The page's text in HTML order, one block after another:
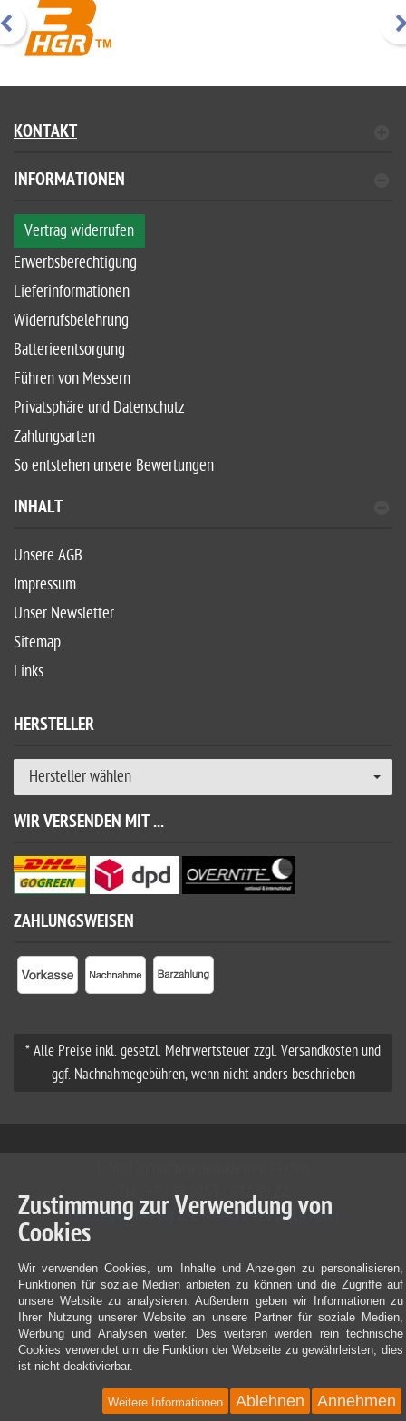
KONTAKT
INFORMATIONEN
Vertrag widerrufen
Erwerbsberechtigung
Lieferinformationen
Widerrufsbelehrung
Batterieentsorgung
Führen von Messern
Privatsphäre und Datenschutz
Zahlungsarten
So entstehen unsere Bewertungen
INHALT
Unsere AGB
Impressum
Unser Newsletter
Sitemap
Links
HERSTELLER
Hersteller wählen
WIR VERSENDEN MIT ...
ZAHLUNGSWEISEN
* Alle Preise inkl. gesetzl. Mehrwertsteuer zzgl. Versandkosten und
ggf. Nachnahmegebühren, wenn nicht anders beschrieben
Tel.: +49 (0) 6253 - 947 59 22
WhatsApp: +49 (0) 176 - 7435 7425 (click here)
Zustimmung zur Verwendung von
Cookies
Wir verwenden Cookies, um Inhalte und Anzeigen zu personalisieren,
Funktionen für soziale Medien anbieten zu können und die Zugriffe auf
unsere Website zu analysieren. Außerdem geben wir Informationen zu
Ihrer Nutzung unserer Website an unsere Partner für soziale Medien,
Werbung und Analysen weiter. Des weiteren werden rein technische
Cookies verwendet um die Funktion der Webseite zu gewährleisten, dies
ist nicht deaktivierbar.
Annehmen
Ablehnen
Weitere Informationen